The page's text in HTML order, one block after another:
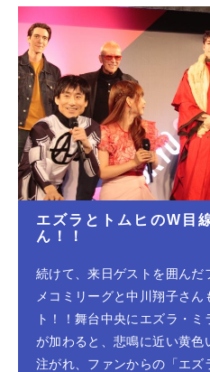
エズラとトムヒのW目
ん！！
続けて、来日ゲストを囲んだ
メコミリーグと中川翔子さ
ト！！舞台中央にエズラ・
が加わると、悲鳴に近い黄色
注がれ、ファンからの「エズ